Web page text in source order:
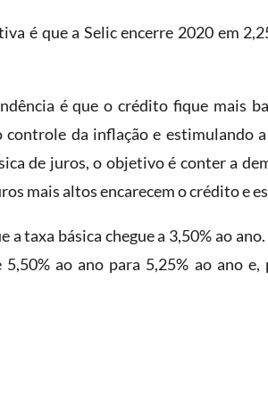
é que a Selic encerre 2020 em
é que o crédito fique mais
da inflação e estimulando
de juros, o objetivo é conter a
mais altos encarecem o crédito e
a taxa básica chegue a 3,50% ao
ao ano para 5,25% ao ano